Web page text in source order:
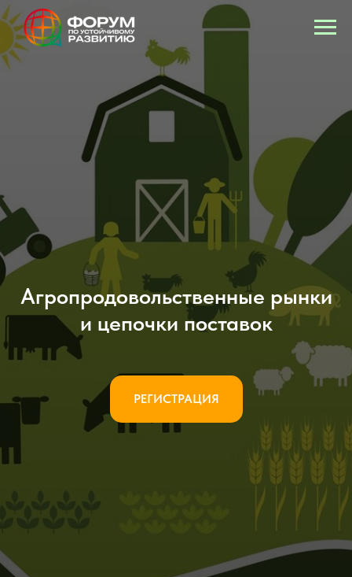
Агропродовольственные рынки
и цепочки поставок
РЕГИСТРАЦИЯ